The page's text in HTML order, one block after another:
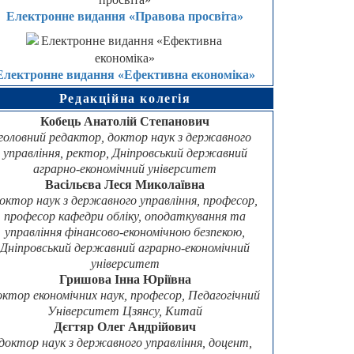
Електронне видання «Правова просвіта»
видання «Ефективна економіка»
Редакційна колегія
Кобець Анатолій Степанович
редактор, доктор наук з державного
управління, ректор, Дніпровський державний
аграрно-економічний університет
Васільєва Леся Миколаївна
наук з державного управління, професор,
професор кафедри обліку, оподаткування та
управління фінансово-економічною безпекою,
Дніпровський державний аграрно-економічний
університет
Гришова Інна Юріївна
економічних наук, професор, Педагогічний
Університет Цзянсу, Китай
Дєгтяр Олег Андрійович
наук з державного управління, доцент,